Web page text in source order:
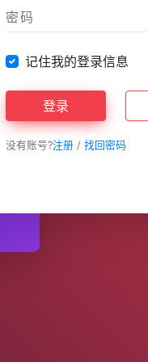
记住我的登录信息
登录
没有账号?注册 /找回密码